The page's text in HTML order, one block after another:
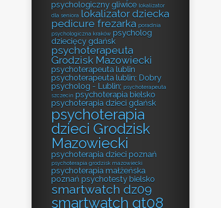
psychologiczny gliwice lokalizator
dla seniora lokalizator dziecka
pedicure frezarka poradnia
psychologiczna kraków psycholog
dziecięcy gdańsk
psychoterapeuta
Grodzisk Mazowiecki
psychoterapeuta lublin
psychoterapeuta lublin; Dobry
psycholog - Lublin; psychoterapeuta
szczecin psychoterapia bielsko
psychoterapia dzieci gdańsk
psychoterapia
dzieci Grodzisk
Mazowiecki
psychoterapia dzieci poznań
psychoterapia grodzisk mazowiecki
psychoterapia małżeńska
poznań psychotesty bielsko
smartwatch dz09
smartwatch gt08